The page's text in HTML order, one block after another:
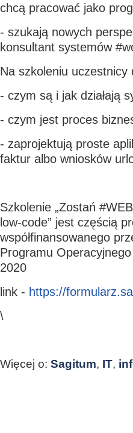
chcą pracować jako
- szukają nowych
konsultant systemów
Na szkoleniu uczestnicy
- czym są i jak działają
- czym jest proces
- zaprojektują proste
faktur albo wniosków
Szkolenie „Zostań
low-code” jest częścią
współfinansowanego
Programu
2020
link - https://
\
Więcej o: Sagitum, IT,